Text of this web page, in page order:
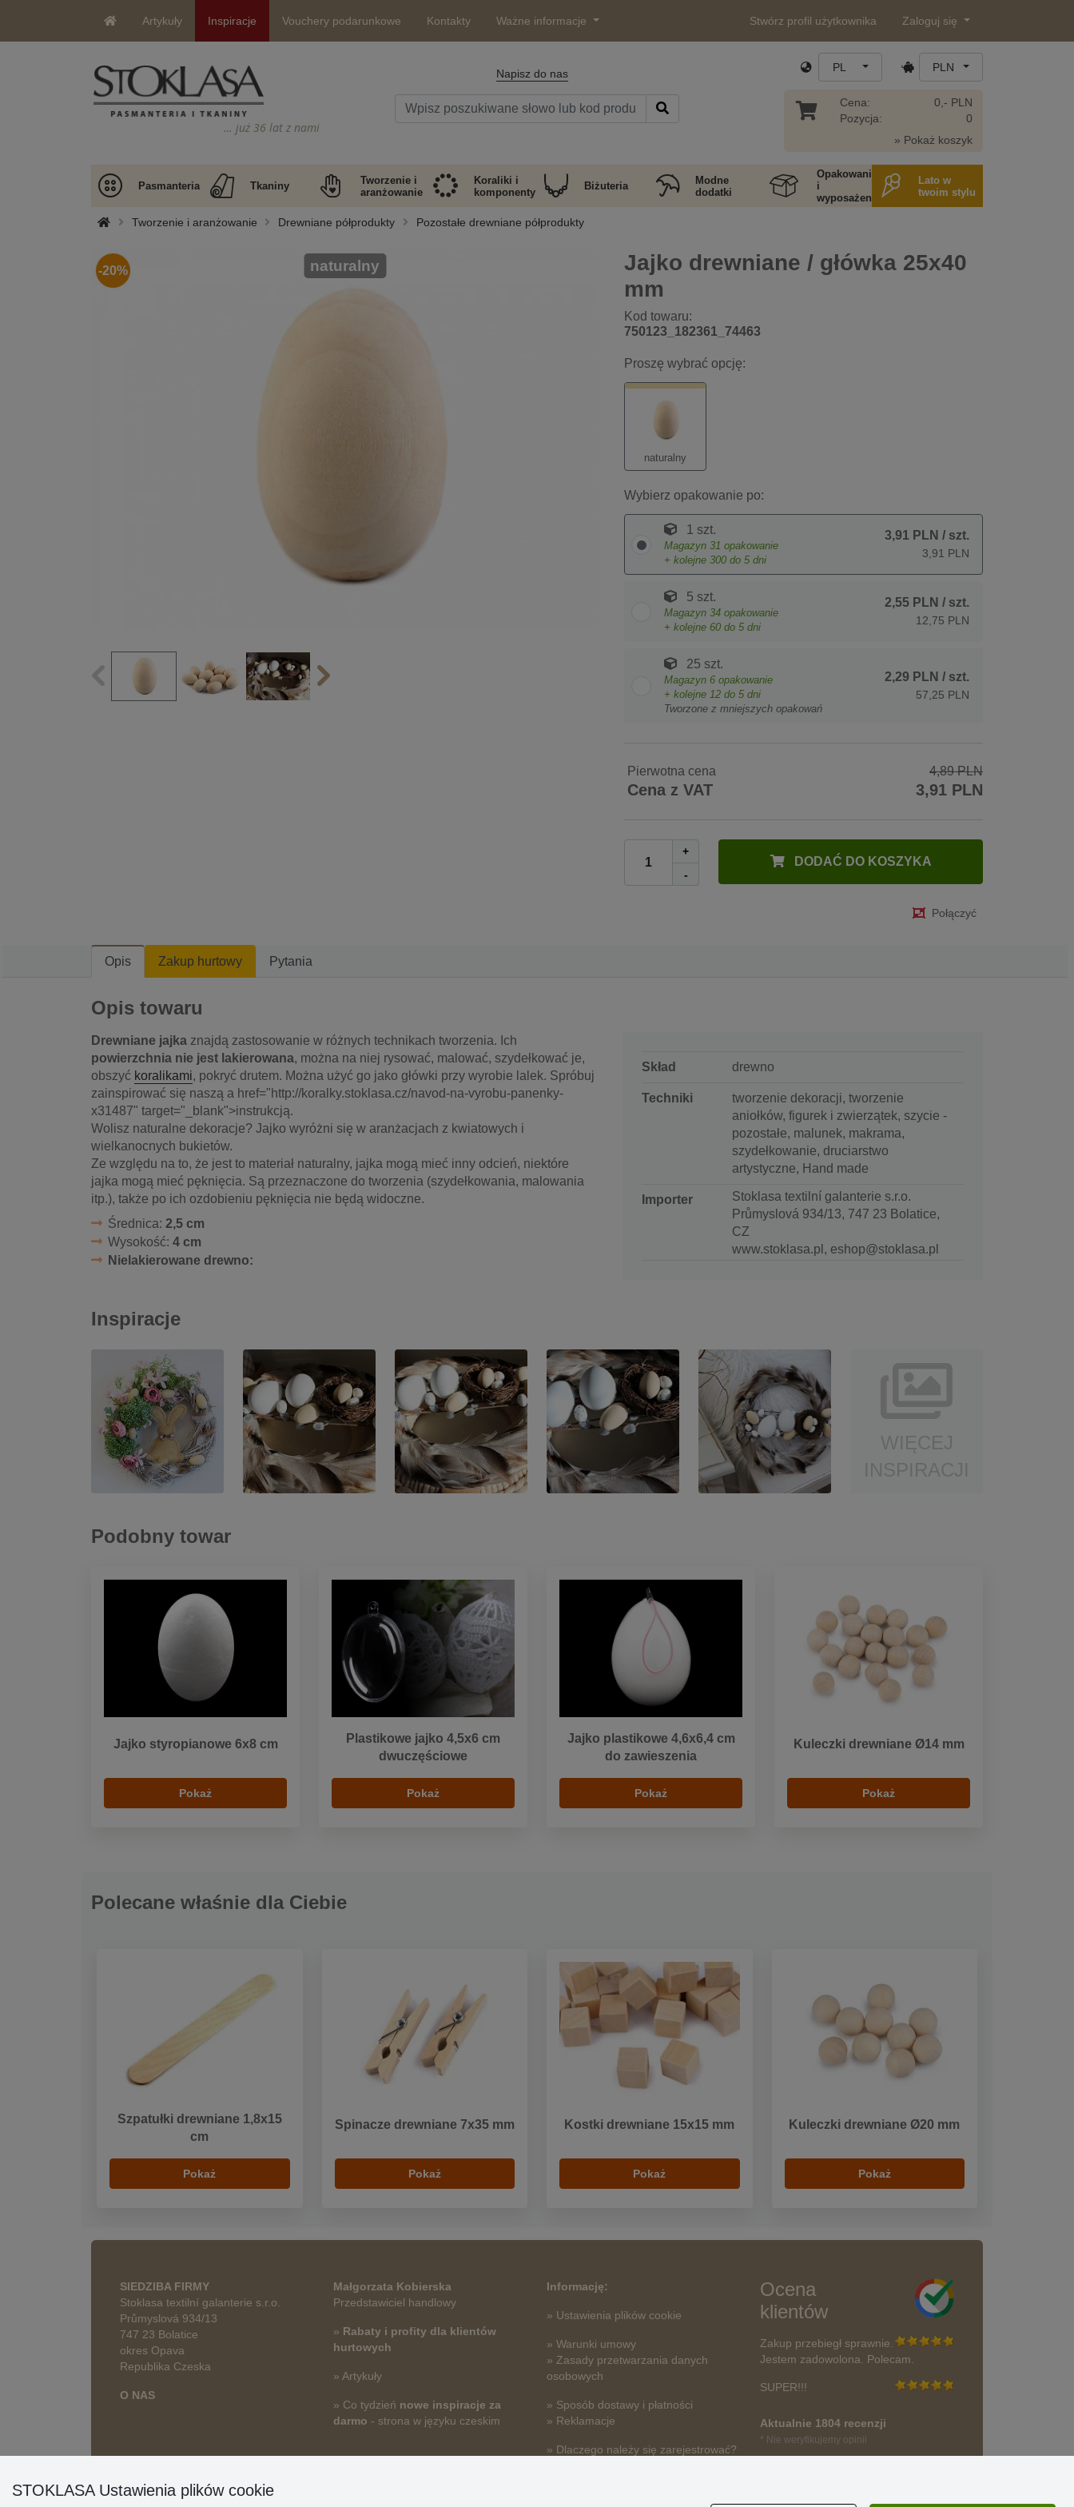
Artykuły Inspiracje Vouchery podarunkowe Kontakty Ważne informacje Stwórz profil użytkownika Zaloguj się
… już 36 lat z nami
Napisz do nas PL PLN
Cena:
Pozycja:
0,- PLN
0
» Pokaż koszyk
Pasmanteria Tkaniny
Tworzenie i
aranżowanie
Koraliki i
komponenty
Biżuteria
Modne
dodatki
Opakowania
i
wyposażenie
Lato w
twoim stylu
Tworzenie i aranżowanie Drewniane półprodukty Pozostałe drewniane półprodukty
Jajko drewniane / główka 25x40
mm
Kod towaru:
750123_182361_74463
-20% naturalny
Proszę wybrać opcję:
naturalny
Wybierz opakowanie po:
1 szt.
Magazyn 31 opakowanie
+ kolejne 300 do 5 dni
3,91 PLN / szt.
3,91 PLN
5 szt.
Magazyn 34 opakowanie
+ kolejne 60 do 5 dni
2,55 PLN / szt.
12,75 PLN
25 szt.
Magazyn 6 opakowanie
+ kolejne 12 do 5 dni
Tworzone z mniejszych opakowań
2,29 PLN / szt.
57,25 PLN
Pierwotna cena 4,89 PLN
Cena z VAT 3,91 PLN
+
-
DODAĆ DO KOSZYKA
Połączyć
Opis Zakup hurtowy Pytania
Opis towaru
Drewniane jajka znajdą zastosowanie w różnych technikach tworzenia. Ich
powierzchnia nie jest lakierowana, można na niej rysować, malować, szydełkować je,
obszyć koralikami, pokryć drutem. Można użyć go jako główki przy wyrobie lalek. Spróbuj
zainspirować się naszą a href="http://koralky.stoklasa.cz/navod-na-vyrobu-panenky-
x31487" target="_blank">instrukcją.
Wolisz naturalne dekoracje? Jajko wyróżni się w aranżacjach z kwiatowych i
wielkanocnych bukietów.
Ze względu na to, że jest to materiał naturalny, jajka mogą mieć inny odcień, niektóre
jajka mogą mieć pęknięcia. Są przeznaczone do tworzenia (szydełkowania, malowania
itp.), także po ich ozdobieniu pęknięcia nie będą widoczne.
Średnica: 2,5 cm
Wysokość: 4 cm
Nielakierowane drewno:
Skład drewno
Techniki
tworzenie dekoracji, tworzenie
aniołków, figurek i zwierzątek, szycie -
pozostałe, malunek, makrama,
szydełkowanie, druciarstwo
artystyczne, Hand made
Importer
Stoklasa textilní galanterie s.r.o.
Průmyslová 934/13, 747 23 Bolatice,
CZ
www.stoklasa.pl, eshop@stoklasa.pl
Inspiracje
Podobny towar
Jajko styropianowe 6x8 cm
Pokaż
Plastikowe jajko 4,5x6 cm
dwuczęściowe
Pokaż
Jajko plastikowe 4,6x6,4 cm
do zawieszenia
Pokaż
Kuleczki drewniane Ø14 mm
Pokaż
Polecane właśnie dla Ciebie
Szpatułki drewniane 1,8x15
cm
Pokaż
Spinacze drewniane 7x35 mm
Pokaż
Kostki drewniane 15x15 mm
Pokaż
Kuleczki drewniane Ø20 mm
Pokaż
SIEDZIBA FIRMY
Stoklasa textilní galanterie s.r.o.
Průmyslová 934/13
747 23 Bolatice
okres Opava
Republika Czeska
O NAS
Małgorzata Kobierska
Przedstawiciel handlowy
» Rabaty i profity dla klientów
hurtowych
» Artykuły
» Co tydzień nowe inspiracje za
darmo - strona w języku czeskim
Informację:
» Ustawienia plików cookie
» Warunki umowy
» Zasady przetwarzania danych
osobowych
» Sposób dostawy i płatności
» Reklamacje
» Dlaczego należy się zarejestrować?
Ocena
klientów
Zakup przebiegł sprawnie.
Jestem zadowolona. Polecam.
SUPER!!!
Aktualnie 1804 recenzji
* Nie weryfikujemy opinii
STOKLASA Ustawienia plików cookie